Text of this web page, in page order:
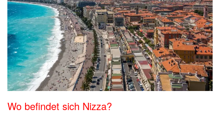
Wo befindet sich Nizza?